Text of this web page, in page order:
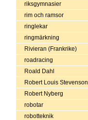
riksgymnasier
rim och ramsor
ringlekar
ringmärkning
Rivieran (Frankrike)
roadracing
Roald Dahl
Robert Louis Stevenson
Robert Nyberg
robotar
robotteknik